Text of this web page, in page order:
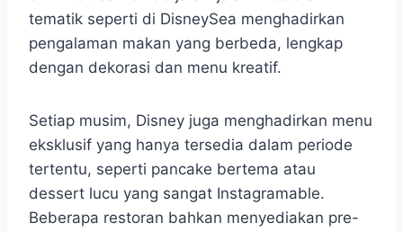
tematik seperti di DisneySea menghadirkan
pengalaman makan yang berbeda, lengkap
dengan dekorasi dan menu kreatif.
Setiap musim, Disney juga menghadirkan menu
eksklusif yang hanya tersedia dalam periode
tertentu, seperti pancake bertema atau
dessert lucu yang sangat Instagramable.
Beberapa restoran bahkan menyediakan pre-